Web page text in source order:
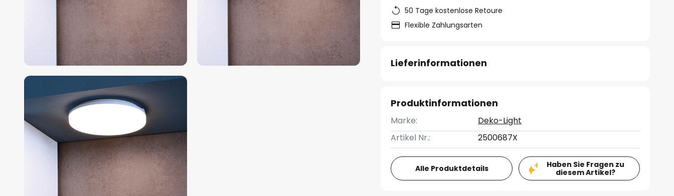
50 Tage kostenlose Retoure
Flexible Zahlungsarten
Lieferinformationen
Produktinformationen
Marke:
Deko-Light
Artikel Nr.:
2500687X
Alle Produktdetails
Haben Sie Fragen zu
diesem Artikel?